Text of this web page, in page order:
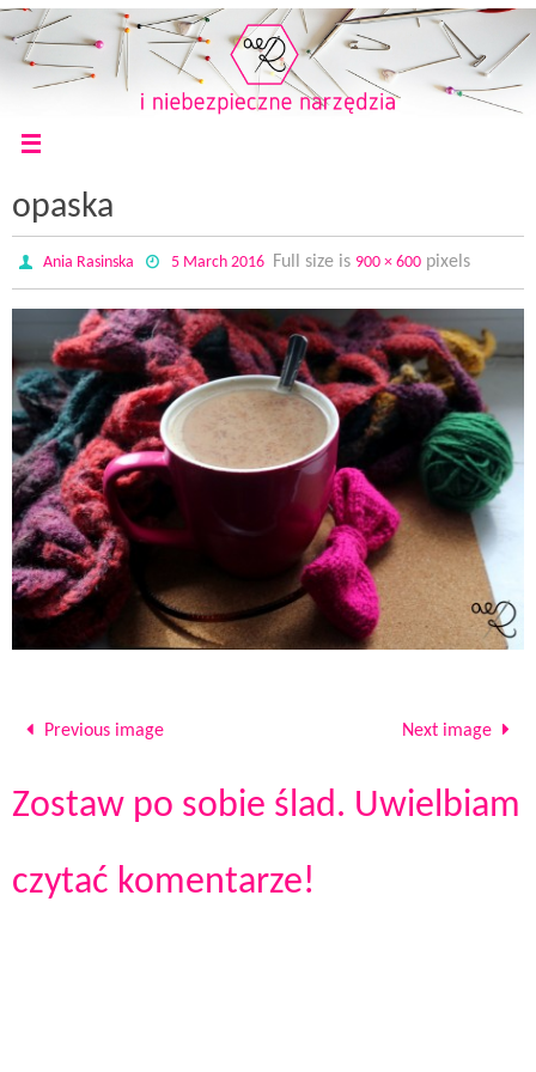
opaska
Ania Rasinska 5 March 2016 Full size is 900 × 600pixels
Previous image Next image
Zostaw po sobie ślad. Uwielbiam
czytać komentarze!